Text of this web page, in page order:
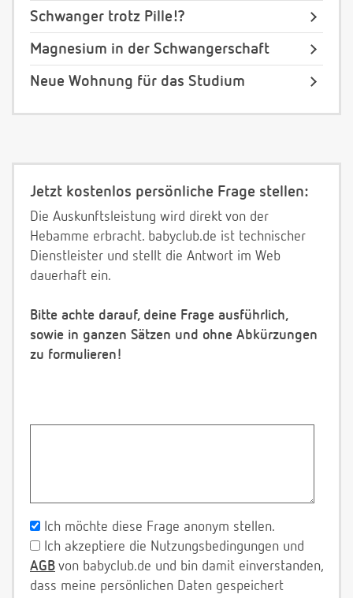
Schwanger trotz Pille!?
Magnesium in der Schwangerschaft
Neue Wohnung für das Studium
Jetzt kostenlos persönliche Frage stellen:
Die Auskunftsleistung wird direkt von der
Hebamme erbracht. babyclub.de ist technischer
Dienstleister und stellt die Antwort im Web
dauerhaft ein.
Bitte achte darauf, deine Frage ausführlich,
sowie in ganzen Sätzen und ohne Abkürzungen
zu formulieren!
Ich möchte diese Frage anonym stellen.
Ich akzeptiere die Nutzungsbedingungen und
AGB von babyclub.de und bin damit einverstanden,
dass meine persönlichen Daten gespeichert